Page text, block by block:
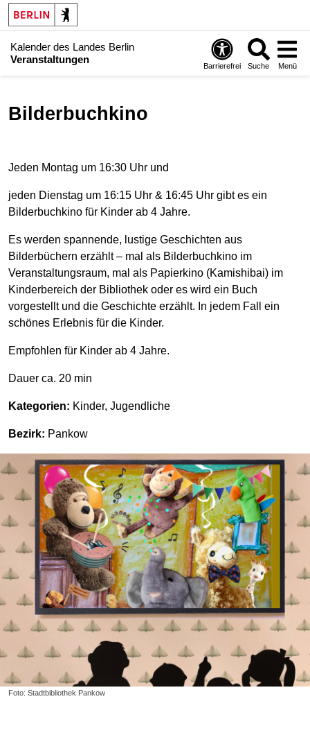
Kalender des Landes Berlin
Veranstaltungen
Barrierefrei Suche Menü
Foto: Stadtbibliothek Pankow
Bilderbuchkino
Jeden Montag um 16:30 Uhr und
jeden Dienstag um 16:15 Uhr & 16:45 Uhr gibt es ein
Bilderbuchkino für Kinder ab 4 Jahre.
Es werden spannende, lustige Geschichten aus
Bilderbüchern erzählt – mal als Bilderbuchkino im
Veranstaltungsraum, mal als Papierkino (Kamishibai) im
Kinderbereich der Bibliothek oder es wird ein Buch
vorgestellt und die Geschichte erzählt. In jedem Fall ein
schönes Erlebnis für die Kinder.
Empfohlen für Kinder ab 4 Jahre.
Dauer ca. 20 min
Kategorien: Kinder, Jugendliche
Bezirk: Pankow